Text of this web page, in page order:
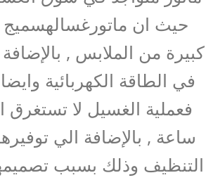
حيث ان ماتورغسالهسميج
كبيرة من الملابس ,
في الطاقة الكهربائية
فعملية الغسيل لا
ساعة , بالإضافة الي
التنظيف وذلك بسبب